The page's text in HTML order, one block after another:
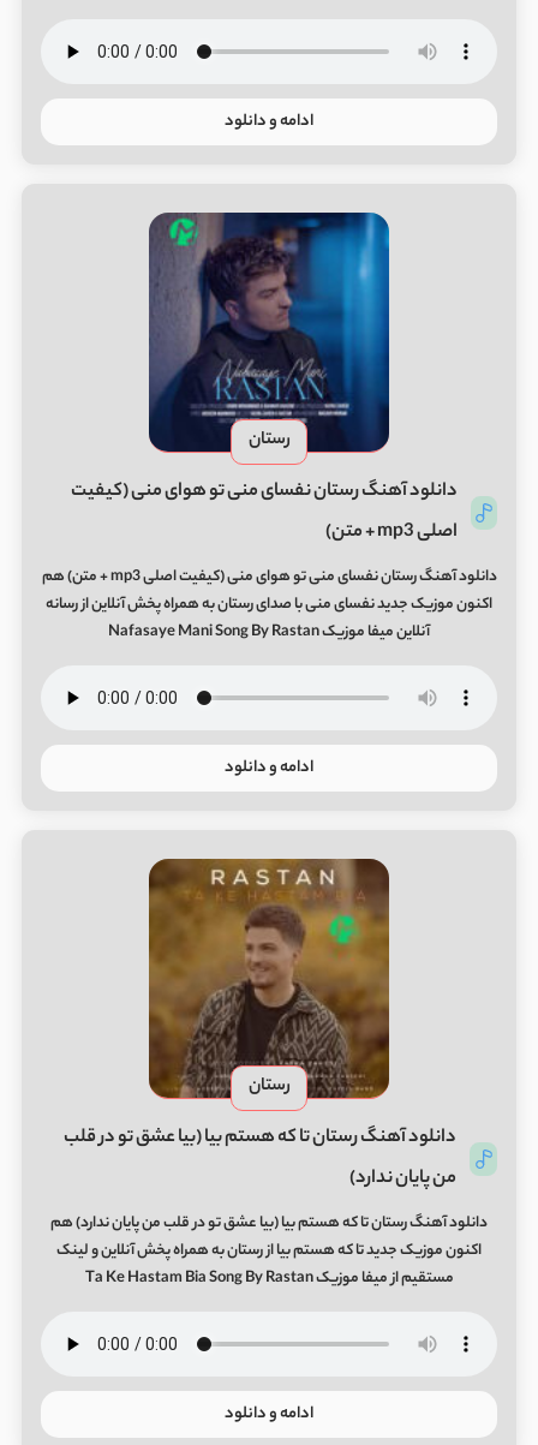
ادامه و دانلود
رستان
دانلود آهنگ رستان نفسای منی تو هوای منی (کیفیت
اصلی mp3 + متن)
دانلود آهنگ رستان نفسای منی تو هوای منی (کیفیت اصلی mp3 + متن) هم
اکنون موزیک جدید نفسای منی با صدای رستان به همراه پخش آنلاین از رسانه
آنلاین میفا موزیک Nafasaye Mani Song By Rastan
ادامه و دانلود
رستان
دانلود آهنگ رستان تا که هستم بیا (بیا عشق تو در قلب
من پایان ندارد)
دانلود آهنگ رستان تا که هستم بیا (بیا عشق تو در قلب من پایان ندارد) هم
اکنون موزیک جدید تا که هستم بیا از رستان به همراه پخش آنلاین و لینک
مستقیم از میفا موزیک Ta Ke Hastam Bia Song By Rastan
ادامه و دانلود